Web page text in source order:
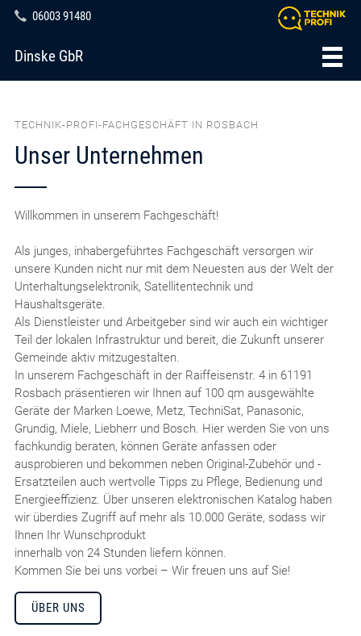
06003 91480
Dinske GbR
TECHNIK-PROFI-FACHGESCHÄFT IN ROSBACH
Unser Unternehmen
Willkommen in unserem Fachgeschäft!
Als junges, inhabergeführtes Fachgeschäft versorgen wir
unsere Kunden nicht nur mit dem Neuesten aus der Welt der
Unterhaltungselektronik, Satellitentechnik und
Haushaltsgeräte.
Als Dienstleister und Arbeitgeber sind wir auch ein wichtiger
Teil der lokalen Infrastruktur und bereit, die Zukunft unserer
Gemeinde aktiv mitzugestalten.
In unserem Fachgeschäft in der Raiffeisenstr. 4 in 61191
Rosbach präsentieren wir Ihnen auf 100 qm ausgewählte
Geräte der Marken Loewe, Metz, TechniSat, Panasonic,
Grundig, Miele, Liebherr und Bosch. Hier werden Sie von uns
fachkundig beraten, können Geräte anfassen oder
ausprobieren und bekommen neben Original-Zubehör und -
Ersatzteilen auch wertvolle Tipps zu Pflege, Bedienung und
Energieeffizienz. Über unseren elektronischen Katalog haben
wir überdies Zugriff auf mehr als 10.000 Geräte, sodass wir
Ihnen Ihr Wunschprodukt
innerhalb von 24 Stunden liefern können.
Kommen Sie bei uns vorbei – Wir freuen uns auf Sie!
ÜBER UNS